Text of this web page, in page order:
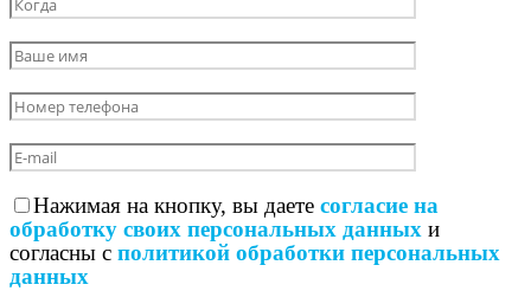
Нажимая на кнопку, вы даете согласие на
обработку своих персональных данных и
согласны с политикой обработки персональных
данных